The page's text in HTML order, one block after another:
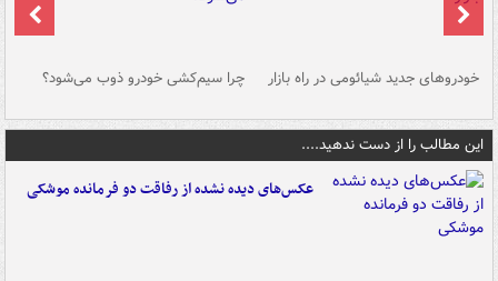
خودروهای جدید شیائومی در راه بازار چرا سیم‌کشی خودرو ذوب می‌شود؟
این مطالب را از دست ندهید....
عکس‌های دیده نشده از رفاقت دو فرمانده‌ موشکی